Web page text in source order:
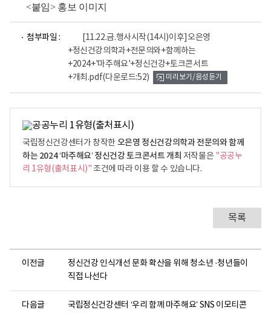
<붙임> 홍보 이미지
첨부파일 :
[11.22.금.행사시작(14시)이후]오은영
+정신건강의학과+전문의와+함께하는
+2024+'마주해요'+정신건강+토크콘서트
+개최.pdf(다운로드:52) 미리보기/음성듣기
국립정신건강센터가 창작한 오은영 정신건강의학과 전문의와 함께
하는 2024 ‘마주해요’ 정신건강 토크콘서트 개최 저작물은 "공공누
리 1유형(출처표시)"조건에 따라 이용 할 수 있습니다.
목록
이전글
정신건강 인식개선 문화 확산을 위해 청소년 ·청년들이
직접 나선다
다음글
국립정신건강센터 ‘우리 함께 마주해요’ SNS 이모티콘